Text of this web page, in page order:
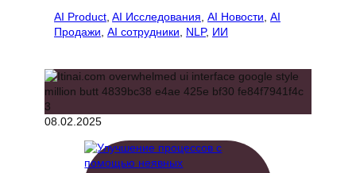
AI Product AI Исследования AI Новости AI
Продажи AI сотрудники NLP, ИИ
08.02.2025